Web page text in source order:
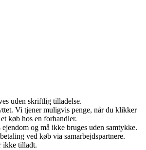
uden skriftlig tilladelse.
Vi tjener muligvis penge, når du klikker
køb hos en forhandler.
og må ikke bruges uden samtykke.
ved køb via samarbejdspartnere.
ikke tilladt.